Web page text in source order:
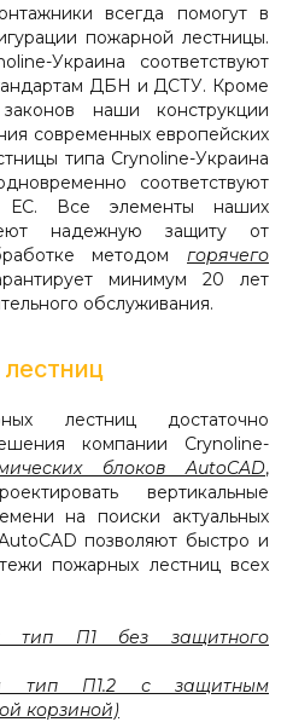
всегда помогут в
пожарной лестницы.
Украина соответствуют
ДБН и ДСТУ. Кроме
наши конструкции
современных европейских
типа Crynoline-Украина
соответствуют
ЕС. Все элементы наших
надежную защиту от
методом горячего
минимум 20 лет
обслуживания.
лестниц достаточно
компании Crynoline-
блоков AutoCAD,
вертикальные
на поиски актуальных
позволяют быстро и
пожарных лестниц всех
тип П1 без защитного
тип П1.2 с защитным
корзиной)